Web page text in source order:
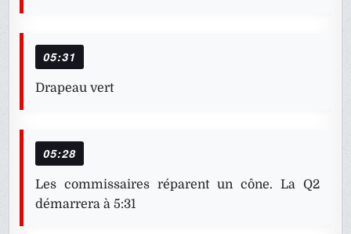
05:31
Drapeau vert
05:28
Les commissaires réparent un cône. La Q2
démarrera à 5:31